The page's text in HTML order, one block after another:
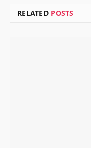
RELATED POSTS